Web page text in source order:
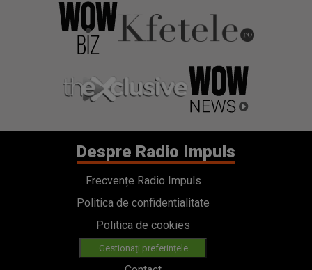
Despre Radio Impuls
Frecvențe Radio Impuls
Politica de confidentialitate
Politica de cookies
Gestionați preferințele